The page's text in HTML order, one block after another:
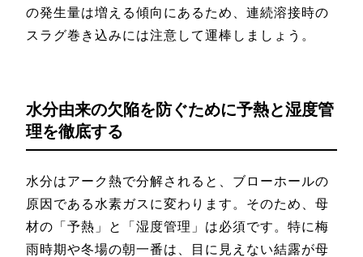
の発生量は増える傾向にあるため、連続溶接時の
スラグ巻き込みには注意して運棒しましょう。
水分由来の欠陥を防ぐために予熱と湿度管
理を徹底する
水分はアーク熱で分解されると、ブローホールの
原因である水素ガスに変わります。そのため、母
材の「予熱」と「湿度管理」は必須です。特に梅
雨時期や冬場の朝一番は、目に見えない結露が母